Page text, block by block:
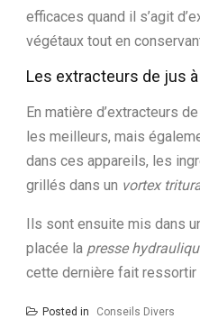
efficaces quand il s’agit
végétaux tout en
Les extracteurs de jus
En matière d’extracteurs
les meilleurs, mais
dans ces appareils, les
grillés dans un vortex
Ils sont ensuite mis dans
placée la presse
cette dernière fait ressortir
Posted in Conseils Divers